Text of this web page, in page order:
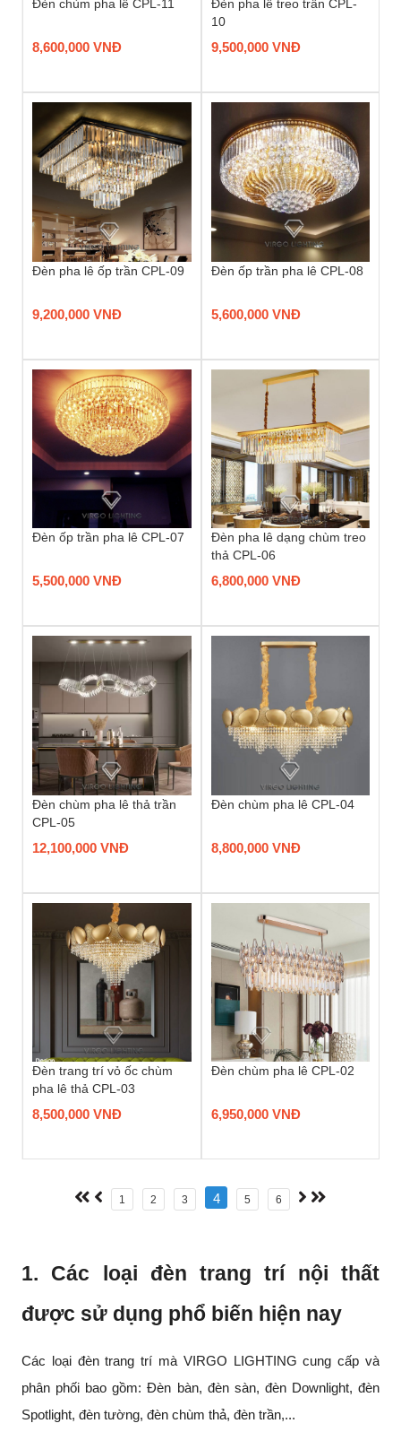
Đèn chùm pha lê CPL-11
8,600,000 VNĐ
Đèn pha lê treo trần CPL-
10
9,500,000 VNĐ
Đèn pha lê ốp trần CPL-09
9,200,000 VNĐ
Đèn ốp trần pha lê CPL-08
5,600,000 VNĐ
Đèn ốp trần pha lê CPL-07
5,500,000 VNĐ
Đèn pha lê dạng chùm treo
thả CPL-06
6,800,000 VNĐ
Đèn chùm pha lê thả trần
CPL-05
12,100,000 VNĐ
Đèn chùm pha lê CPL-04
8,800,000 VNĐ
Đèn trang trí vỏ ốc chùm
pha lê thả CPL-03
8,500,000 VNĐ
Đèn chùm pha lê CPL-02
6,950,000 VNĐ
1 2 3 4 5 6
1. Các loại đèn trang trí nội thất
được sử dụng phổ biến hiện nay
Các loại đèn trang trí mà VIRGO LIGHTING cung cấp và
phân phối bao gồm: Đèn bàn, đèn sàn, đèn Downlight, đèn
Spotlight, đèn tường, đèn chùm thả, đèn trần,...